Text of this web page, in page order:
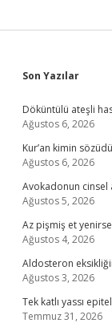
Son Yazılar
Döküntülü ateşli
Ağustos 6, 2026
Kur’an kimin
Ağustos 6, 2026
Avokadonun cinsel
Ağustos 5, 2026
Az pişmiş et
Ağustos 4, 2026
Aldosteron
Ağustos 3, 2026
Tek katlı yassı
Temmuz 31, 2026